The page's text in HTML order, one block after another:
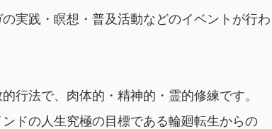
実践・瞑想・普及活動などのイベントが行わ
行法で、肉体的・精神的・霊的修練です。
ドの人生究極の目標である輪廻転生からの